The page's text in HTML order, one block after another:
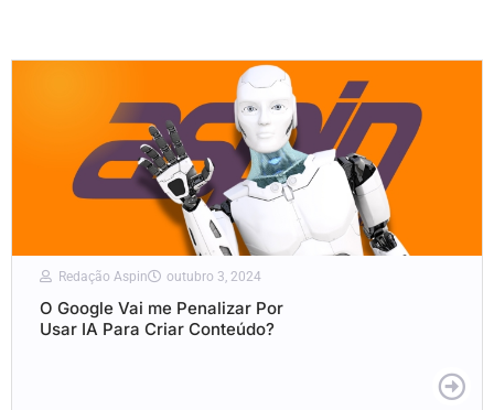
Redação Aspin outubro 3, 2024
O Google Vai me Penalizar Por
Usar IA Para Criar Conteúdo?